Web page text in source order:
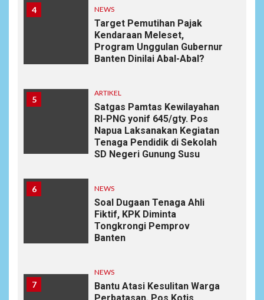
4 NEWS
Target Pemutihan Pajak
Kendaraan Meleset,
Program Unggulan Gubernur
Banten Dinilai Abal-Abal?
5
ARTIKEL
Satgas Pamtas Kewilayahan
RI-PNG yonif 645/gty. Pos
Napua Laksanakan Kegiatan
Tenaga Pendidik di Sekolah
SD Negeri Gunung Susu
6 NEWS
Soal Dugaan Tenaga Ahli
Fiktif, KPK Diminta
Tongkrongi Pemprov
Banten
7
NEWS
Bantu Atasi Kesulitan Warga